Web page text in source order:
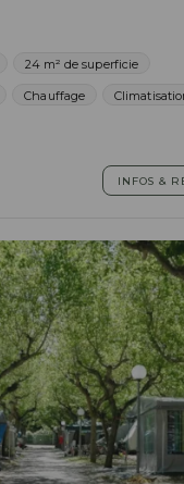
24 m² de superficie
Chauffage
INFOS &